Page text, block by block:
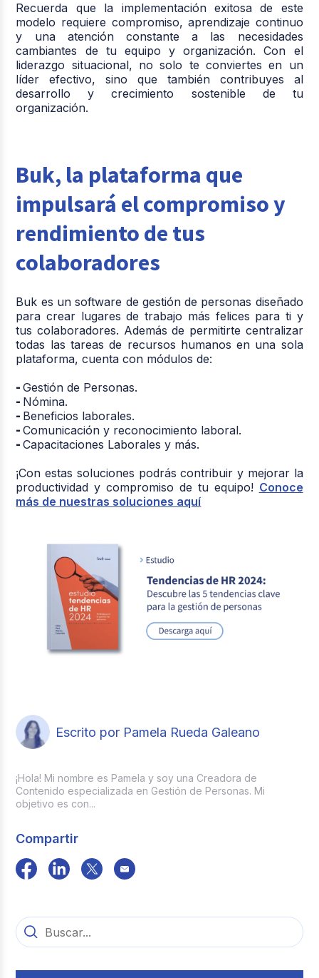
Recuerda que la implementación exitosa de este
modelo requiere compromiso, aprendizaje continuo
y una atención constante a las necesidades
cambiantes de tu equipo y organización. Con el
liderazgo situacional, no solo te conviertes en un
líder efectivo, sino que también contribuyes al
desarrollo y crecimiento sostenible de tu
organización.
Buk, la plataforma que
impulsará el compromiso y
rendimiento de tus
colaboradores
Buk es un software de gestión de personas diseñado
para crear lugares de trabajo más felices para ti y
tus colaboradores. Además de permitirte centralizar
todas las tareas de recursos humanos en una sola
plataforma, cuenta con módulos de:
-Gestión de Personas.
- Nómina.
- Beneficios laborales.
-Comunicación y reconocimiento laboral.
-Capacitaciones Laborales y más.
¡Con estas soluciones podrás contribuir y mejorar la
productividad y compromiso de tu equipo! Conoce
más de nuestras soluciones aquí
Escrito por Pamela Rueda Galeano
¡Hola! Mi nombre es Pamela y soy una Creadora de
Contenido especializada en Gestión de Personas. Mi
objetivo es con...
Compartir